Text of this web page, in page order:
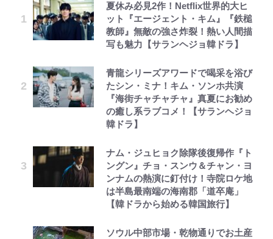
夏休み必見2作！Netflix世界的大ヒ
ット『エージェント・キム』『鉄槌
教師』無敵の強さ炸裂！熱い人間描
写も魅力【サランヘジョ韓ドラ】
青龍シリーズアワードで喝采を浴び
たシン・ミナ！キム・ソンホ共演
『海街チャチャチャ』真夏にお勧め
の癒し系ラブコメ！【サランヘジョ
韓ドラ】
ナム・ジュヒョク除隊後復帰作『ト
ングン』チョ・スンウ＆チャン・ヨ
ンナムの熱演に釘付け！寺院ロケ地
は半島最南端の海南郡「道卒庵」
【韓ドラから始める韓国旅行】
ソウル中部市場・乾物通りでお土産